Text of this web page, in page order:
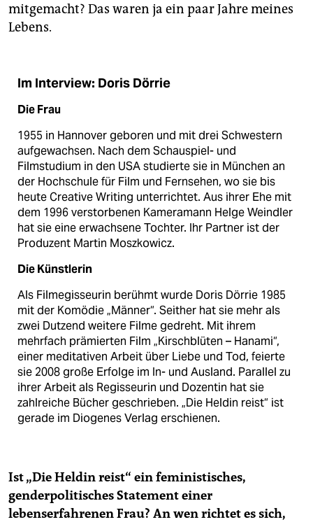
mitgemacht? Das waren ja ein paar Jahre meines
Lebens.
Im Interview: Doris Dörrie
Die Frau
1955 in Hannover geboren und mit drei Schwestern
aufgewachsen. Nach dem Schauspiel- und
Filmstudium in den USA studierte sie in München an
der Hochschule für Film und Fernsehen, wo sie bis
heute Creative Writing unterrichtet. Aus ihrer Ehe mit
dem 1996 verstorbenen Kameramann Helge Weindler
hat sie eine erwachsene Tochter. Ihr Partner ist der
Produzent Martin Moszkowicz.
Die Künstlerin
Als Filmegisseurin berühmt wurde Doris Dörrie 1985
mit der Komödie „Männer“. Seither hat sie mehr als
zwei Dutzend weitere Filme gedreht. Mit ihrem
mehrfach prämierten Film „Kirschblüten – Hanami“,
einer meditativen Arbeit über Liebe und Tod, feierte
sie 2008 große Erfolge im In- und Ausland. Parallel zu
ihrer Arbeit als Regisseurin und Dozentin hat sie
zahlreiche Bücher geschrieben. „Die Heldin reist“ ist
gerade im Diogenes Verlag erschienen.
Ist „Die Heldin reist“ ein feministisches,
genderpolitisches Statement einer
lebenserfahrenen Frau? An wen richtet es sich,